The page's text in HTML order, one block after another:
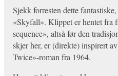
Sjekk forresten dette
«Skyfall». Klippet er hentet fra
sequence», altså før den
skjer her, er (direkte) inspirert
Twice»-roman fra 1964.